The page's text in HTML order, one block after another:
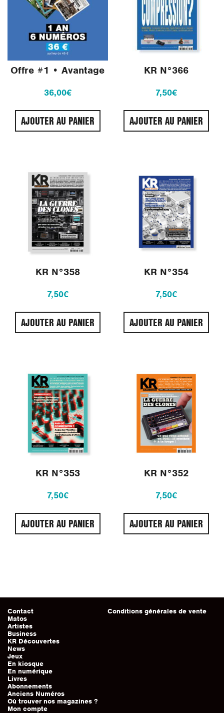
Offre #1 • Avantage
36,00€
AJOUTER AU PANIER
KR N°366
7,50€
AJOUTER AU PANIER
KR N°358
7,50€
AJOUTER AU PANIER
KR N°354
7,50€
AJOUTER AU PANIER
KR N°353
7,50€
AJOUTER AU PANIER
KR N°352
7,50€
AJOUTER AU PANIER
Contact
Matos
Artistes
Business
KR Découvertes
News
Jeux
En kiosque
En numérique
Livres
Abonnements
Anciens Numéros
Où trouver nos magazines ?
Mon compte
Conditions générales de vente